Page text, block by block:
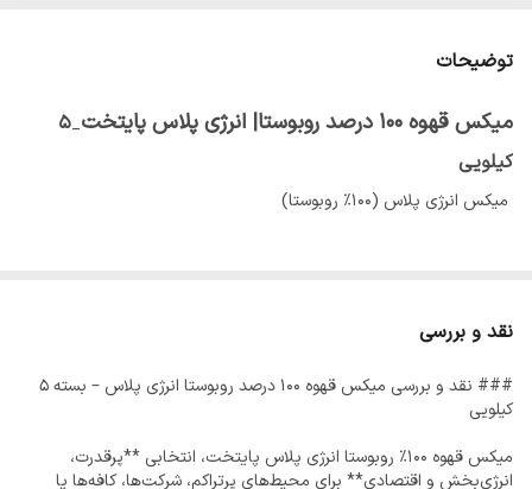
توضیحات
میکس قهوه ۱۰۰ درصد روبوستا| انرژی پلاس پایتخت _۵
کیلویی
میکس انرژی پلاس (۱۰۰٪ روبوستا)
کافئین بالا و کرمای عالی به عنوان یکی از انتخاب‌های محبوب برای اسپرسو
استثنایی عرضه میشه و مخصوص کافه‌ها، رستوران‌ها و حتی کسانیه که
نقد و بررسی
### نقد و بررسی میکس قهوه ۱۰۰ درصد روبوستا انرژی پلاس – بسته ۵
کیلویی
میکس قهوه ۱۰۰٪ روبوستا انرژی پلاس پایتخت، انتخابی **پرقدرت،
انرژی‌بخش و اقتصادی** برای محیط‌های پرتراکم، شرکت‌ها، کافه‌ها یا